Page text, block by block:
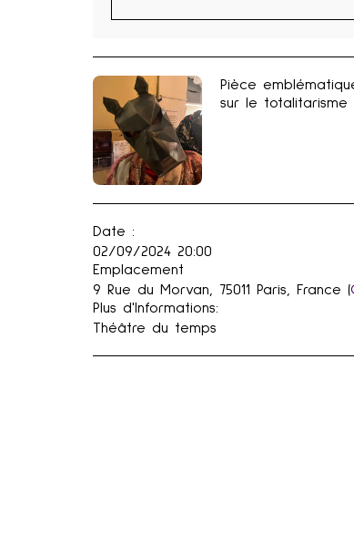
Pièce
sur le totalitarisme
Date :
02/09/2024 20:00
Emplacement
9 Rue du Morvan, 75011 Paris, France (
Plus d'Informations:
Théâtre du temps